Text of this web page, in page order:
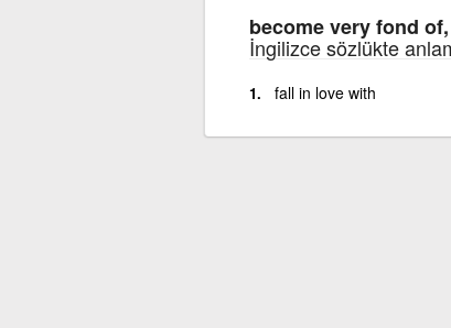
become very fond
İngilizce sözlükte
fall in love with